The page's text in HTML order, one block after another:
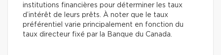
institutions financières pour déterminer les taux
d’intérêt de leurs prêts. À noter que le taux
préférentiel varie principalement en fonction du
taux directeur fixé par la Banque du Canada.